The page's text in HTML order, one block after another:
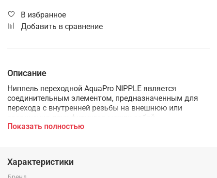
В избранное
Добавить в сравнение
Описание
Ниппель переходной AquaPro NIPPLE является
соединительным элементом, предназначенным для
перехода с внутренней резьбы на внешнюю или
соединения двух фитингов между собой.
Показать полностью
Характеристики